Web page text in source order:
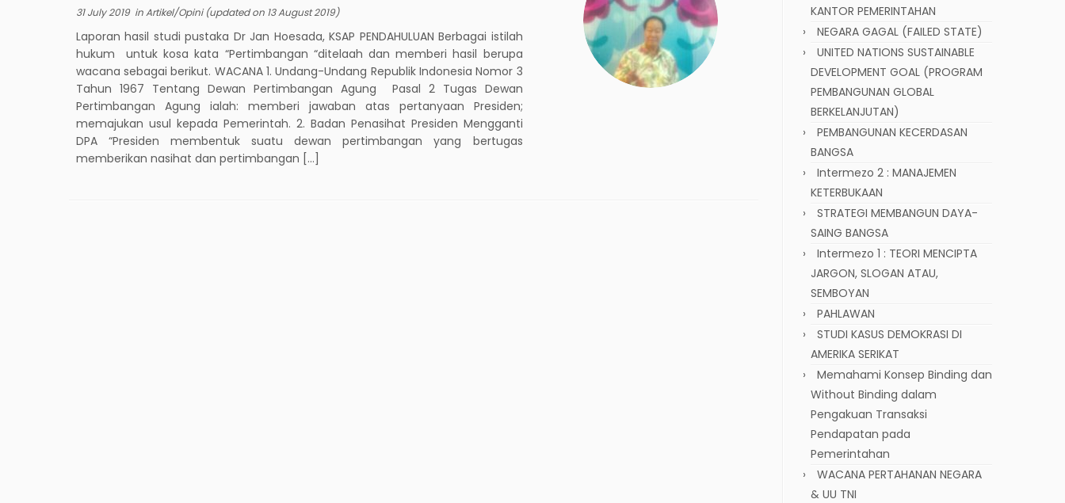
31 July 2019inArtikel/Opini(updated on 13 August 2019)
Laporan hasil studi pustaka Dr Jan Hoesada, KSAP PENDAHULUAN Berbagai istilah
hukum untuk kosa kata “Pertimbangan “ditelaah dan memberi hasil berupa
wacana sebagai berikut. WACANA 1. Undang-Undang Republik Indonesia Nomor 3
Tahun 1967 Tentang Dewan Pertimbangan Agung Pasal 2 Tugas Dewan
Pertimbangan Agung ialah: memberi jawaban atas pertanyaan Presiden;
memajukan usul kepada Pemerintah. 2. Badan Penasihat Presiden Mengganti
DPA “Presiden membentuk suatu dewan pertimbangan yang bertugas
memberikan nasihat dan pertimbangan […]
KANTOR PEMERINTAHAN
NEGARA GAGAL (FAILED STATE)
UNITED NATIONS SUSTAINABLE
DEVELOPMENT GOAL (PROGRAM
PEMBANGUNAN GLOBAL
BERKELANJUTAN)
PEMBANGUNAN KECERDASAN
BANGSA
Intermezo 2 : MANAJEMEN
KETERBUKAAN
STRATEGI MEMBANGUN DAYA-
SAING BANGSA
Intermezo 1 : TEORI MENCIPTA
JARGON, SLOGAN ATAU,
SEMBOYAN
PAHLAWAN
STUDI KASUS DEMOKRASI DI
AMERIKA SERIKAT
Memahami Konsep Binding dan
Without Binding dalam
Pengakuan Transaksi
Pendapatan pada
Pemerintahan
WACANA PERTAHANAN NEGARA
& UU TNI